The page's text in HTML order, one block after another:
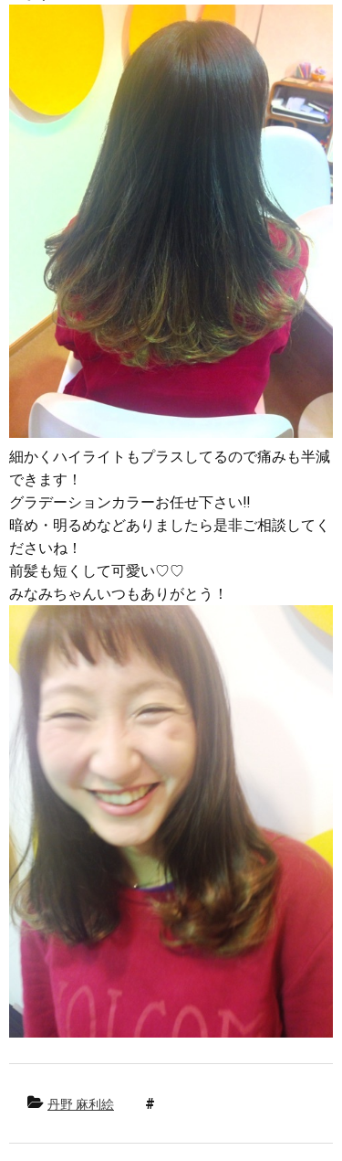
細かくハイライトもプラスしてるので痛みも半減
できます！
グラデーションカラーお任せ下さい‼︎
暗め・明るめなどありましたら是非ご相談してく
ださいね！
前髪も短くして可愛い♡♡
みなみちゃんいつもありがとう！
丹野 麻利絵